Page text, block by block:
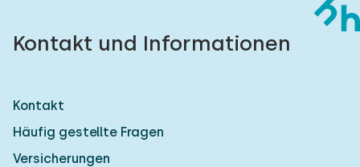
Kontakt und Informationen
Kontakt
Häufig gestellte Fragen
Versicherungen